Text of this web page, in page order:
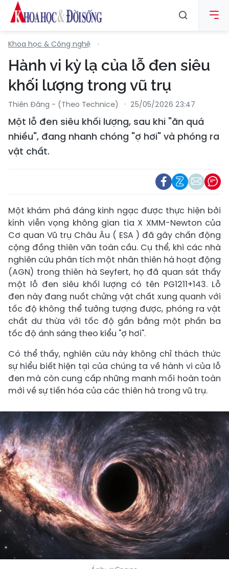
Khoa học & Công nghệ
Hành vi kỳ lạ của lỗ đen siêu
khối lượng trong vũ trụ
Thiên Đăng - (Theo Technice) 25/05/2026 23:47
Một lỗ đen siêu khối lượng, sau khi "ăn quá
nhiều", đang nhanh chóng "ợ hơi" và phóng ra
vật chất.
Một khám phá đáng kinh ngạc được thực hiện bởi
kính viễn vọng không gian tia X XMM-Newton của
Cơ quan Vũ trụ Châu Âu ( ESA ) đã gây chấn động
cộng đồng thiên văn toàn cầu. Cụ thể, khi các nhà
nghiên cứu phân tích một nhân thiên hà hoạt động
(AGN) trong thiên hà Seyfert, họ đã quan sát thấy
một lỗ đen siêu khối lượng có tên PG1211+143. Lỗ
đen này đang nuốt chửng vật chất xung quanh với
tốc độ không thể tưởng tượng được, phóng ra vật
chất dư thừa với tốc độ gần bằng một phần ba
tốc độ ánh sáng theo kiểu "ợ hơi".
Có thể thấy, nghiên cứu này không chỉ thách thức
sự hiểu biết hiện tại của chúng ta về hành vi của lỗ
đen mà còn cung cấp những manh mối hoàn toàn
mới về sự tiến hóa của các thiên hà trong vũ trụ.